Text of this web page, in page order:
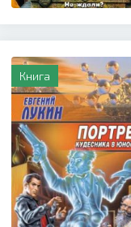
Книга